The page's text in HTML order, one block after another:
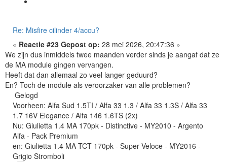
Re: Misfire cilinder 4/accu?
« Reactie #23 Gepost op: 28 mei 2026, 20:47:36 »
We zijn dus inmiddels twee maanden verder sinds je aangaf dat ze
de MA module gingen vervangen.
Heeft dat dan allemaal zo veel langer geduurd?
En? Toch de module als veroorzaker van alle problemen?
Gelogd
Voorheen: Alfa Sud 1.5TI / Alfa 33 1.3 / Alfa 33 1.3S / Alfa 33
1.7 16V Elegance / Alfa 146 1.6TS (2x)
Nu: Giulietta 1.4 MA 170pk - Distinctive - MY2010 - Argento
Alfa - Pack Premium
en: Giulietta 1.4 MA TCT 170pk - Super Veloce - MY2016 -
Grigio Stromboli